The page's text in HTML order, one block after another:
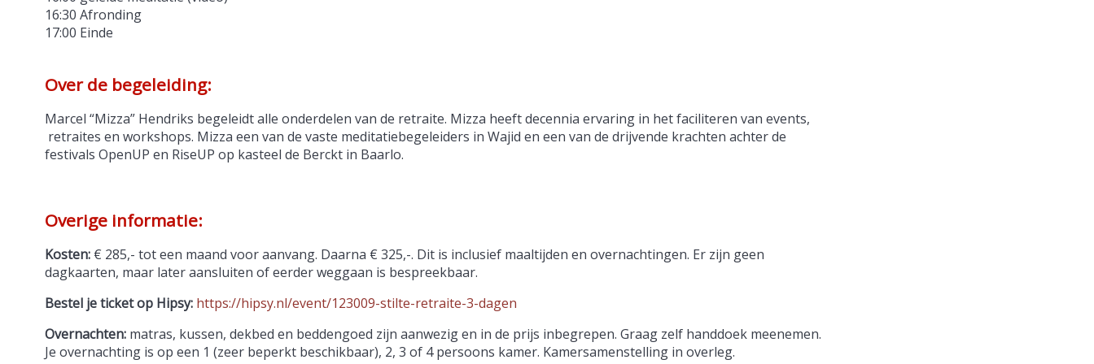
16:30 Afronding
17:00 Einde
Over de begeleiding:
Marcel “Mizza” Hendriks begeleidt alle onderdelen van de retraite. Mizza heeft decennia ervaring in het faciliteren van events,
retraites en workshops. Mizza een van de vaste meditatiebegeleiders in Wajid en een van de drijvende krachten achter de
festivals OpenUP en RiseUP op kasteel de Berckt in Baarlo.
Overige informatie:
Kosten: € 285,- tot een maand voor aanvang. Daarna € 325,-. Dit is inclusief maaltijden en overnachtingen. Er zijn geen
dagkaarten, maar later aansluiten of eerder weggaan is bespreekbaar.
Bestel je ticket op Hipsy: https://hipsy.nl/event/123009-stilte-retraite-3-dagen
Overnachten: matras, kussen, dekbed en beddengoed zijn aanwezig en in de prijs inbegrepen. Graag zelf handdoek meenemen.
Je overnachting is op een 1 (zeer beperkt beschikbaar), 2, 3 of 4 persoons kamer. Kamersamenstelling in overleg.